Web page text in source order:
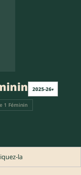
2025-26▾
1 Féminin
la